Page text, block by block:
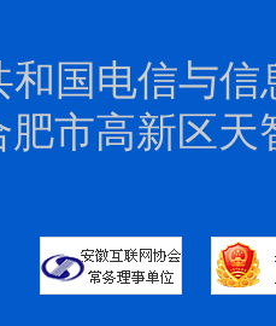
和国电信与
肥市高新区